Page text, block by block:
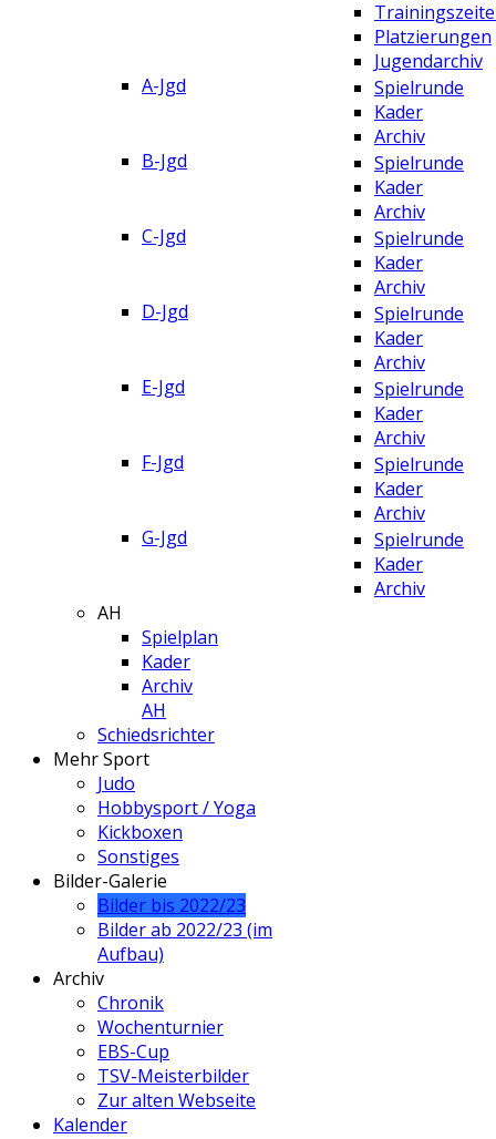
Platzierungen
Jugendarchiv
A-Jgd
Spielrunde
Kader
Archiv
B-Jgd
Spielrunde
Kader
Archiv
C-Jgd
Spielrunde
Kader
Archiv
D-Jgd
Spielrunde
Kader
Archiv
E-Jgd
Spielrunde
Kader
Archiv
F-Jgd
Spielrunde
Kader
Archiv
G-Jgd
Spielrunde
Kader
Archiv
AH
Spielplan
Kader
Archiv
AH
Schiedsrichter
Mehr Sport
Judo
Hobbysport / Yoga
Kickboxen
Sonstiges
Bilder-Galerie
Bilder bis 2022/23
Bilder ab 2022/23 (im
Aufbau)
Archiv
Chronik
Wochenturnier
EBS-Cup
TSV-Meisterbilder
Zur alten Webseite
Kalender